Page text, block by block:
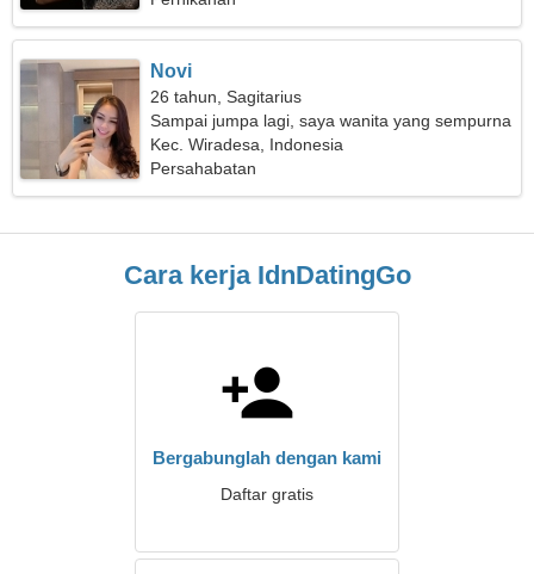
Novi
26 tahun, Sagitarius
Sampai jumpa lagi, saya wanita yang sempurna
Kec. Wiradesa, Indonesia
Persahabatan
Cara kerja IdnDatingGo
Bergabunglah dengan kami
Daftar gratis